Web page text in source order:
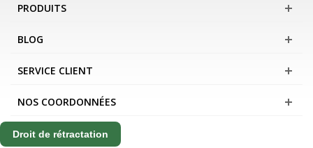
PRODUITS
BLOG
SERVICE CLIENT
NOS COORDONNÉES
Droit de rétractation